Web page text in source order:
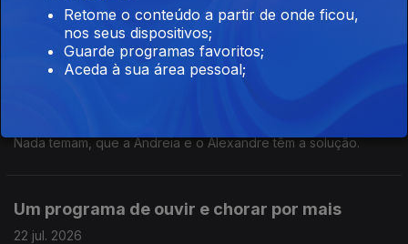
tanto nos EUA como no Canadá. Realmente a geografia é uma
coisa incrível. Gil Mendes da Costa, autor do livro "Os Países
Que Quase Existiram" que o diga.
Mornings, because we speak in english
Nada temam, que a Andreia e o Alexandre têm a solução.
Um programa de ouvir e chorar por mais
22 jul. 2026
Retome o conteúdo a partir de onde ficou,
nos seus dispositivos;
Guarde programas favoritos;
Aceda à sua área pessoal;